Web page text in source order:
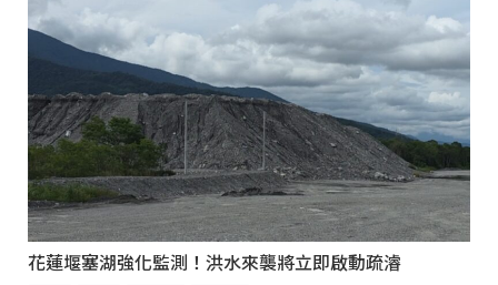
花蓮堰塞湖強化監測！洪水來襲將立即啟動疏濬